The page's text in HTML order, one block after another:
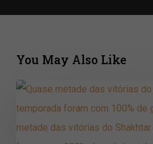
You May Also Like
Quase
metade
das